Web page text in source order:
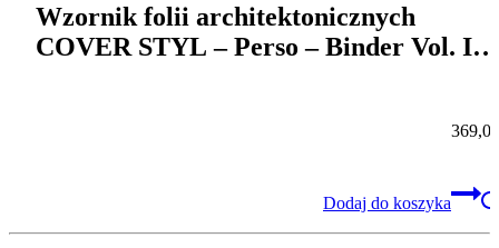
Wzornik folii architektonicznych
COVER STYL – Perso – Binder Vol. IV
Dodaj do koszyka